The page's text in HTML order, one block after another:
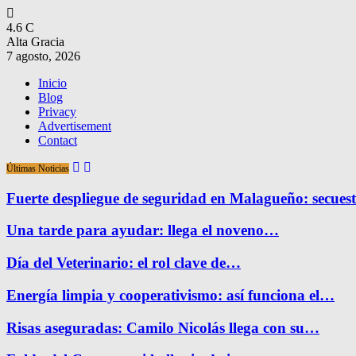
4.6 C
Alta Gracia
7 agosto, 2026
Inicio
Blog
Privacy
Advertisement
Contact
Últimas Noticias
Fuerte despliegue de seguridad en Malagueño:
Una tarde para ayudar: llega el noveno…
Día del Veterinario: el rol clave de…
Energía limpia y cooperativismo: así funciona el…
Risas aseguradas: Camilo Nicolás llega con su…